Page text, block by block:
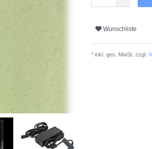
Wunschliste
* inkl. ges. MwSt. zzgl.